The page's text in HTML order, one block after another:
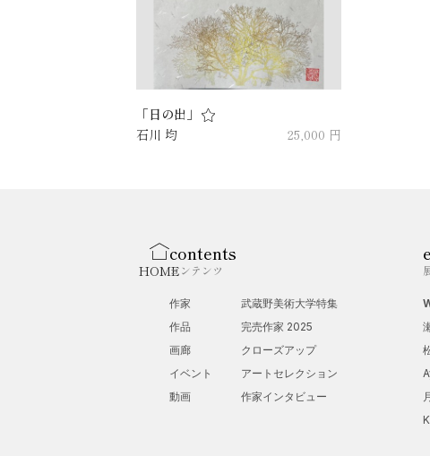
「日の出」
石川 均
25,000 円
HOME
contents
コンテンツ
作家
作品
画廊
イベント
動画
武蔵野美術大学特集
完売作家 2025
クローズアップ
アートセレクション
作家インタビュー